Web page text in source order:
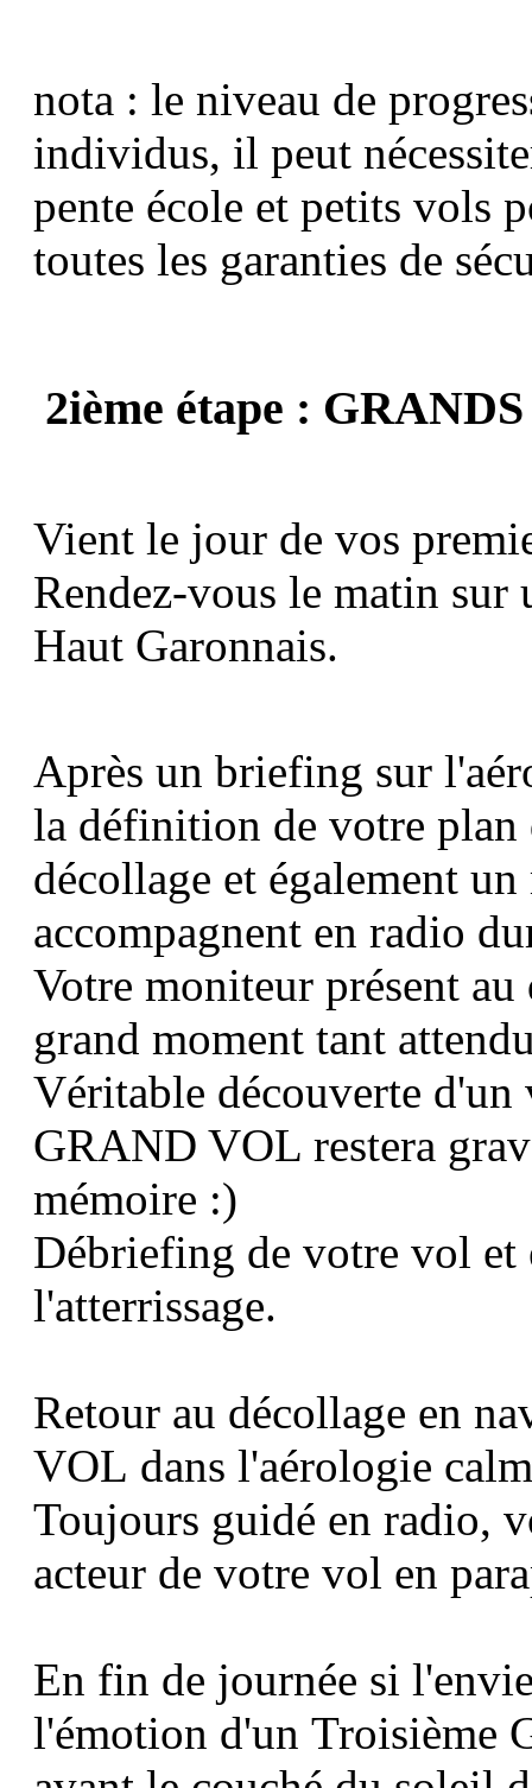
nota : le niveau de
individus, il peut
pente école et petits vols
toutes les garanties de
2ième étape :
Vient le jour de vos
Rendez-vous le matin sur
Haut Garonnais.
Après un briefing sur
la définition de votre
décollage et également
accompagnent en radio
Votre moniteur présent
grand moment tant
Véritable découverte
GRAND VOL restera
mémoire :)
Débriefing de votre vol et
l'atterrissage.
Retour au décollage en
VOL dans l'aérologie
Toujours guidé en radio,
acteur de votre vol en
En fin de journée si
l'émotion d'un Troisième